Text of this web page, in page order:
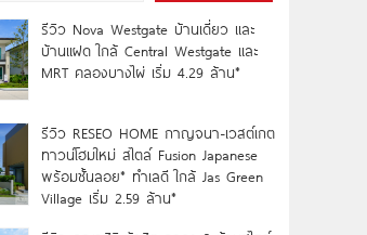
รีวิว Nova Westgate บ้านเดี่ยว และ
บ้านแฝด ใกล้ Central Westgate และ
MRT คลองบางไผ่ เริ่ม 4.29 ล้าน*
รีวิว RESEO HOME กาญจนา-เวสต์เกต
ทาวน์โฮมใหม่ สไตล์ Fusion Japanese
พร้อมชั้นลอย* ทำเลดี ใกล้ Jas Green
Village เริ่ม 2.59 ล้าน*